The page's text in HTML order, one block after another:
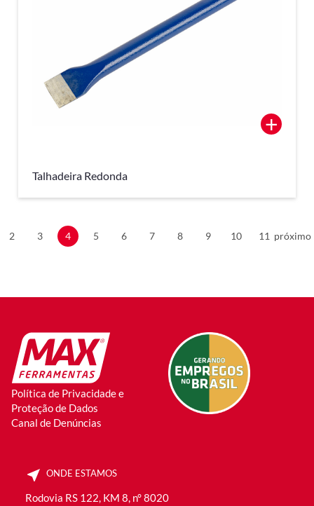
Talhadeira Redonda
+
2 3 4 5 6 7 8 9 10 11 próximo
Política de Privacidade e
Proteção de Dados
Canal de Denúncias
ONDE ESTAMOS
Rodovia RS 122, KM 8, n° 8020